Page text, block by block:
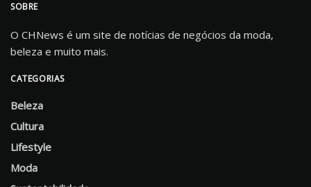
SOBRE
O CHNews é um site de notícias de negócios da moda,
beleza e muito mais.
CATEGORIAS
Beleza
Cultura
Lifestyle
Moda